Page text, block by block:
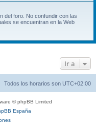
del foro. No confundir con las
se encuentran en la Web
Ir a
Todos los horarios son UTC+02:00
© phpBB Limited
España